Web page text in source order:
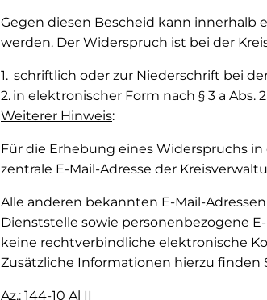
Gegen diesen Bescheid kann innerhalb
werden. Der Widerspruch ist bei der
schriftlich oder zur Niederschrift bei
in elektronischer Form nach § 3 a
Weiterer Hinweis:
Für die Erhebung eines Widerspruchs
zentrale E-Mail-Adresse der
Alle anderen bekannten E-Mail-
Dienststelle sowie personenbezogene
keine rechtverbindliche elektronische
Zusätzliche Informationen hierzu finden
Az.: 144-10 Al II